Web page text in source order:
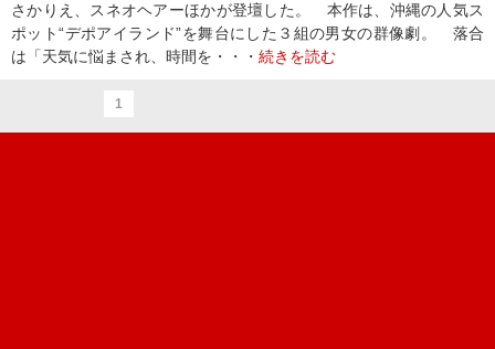
さかりえ、スネオヘアーほかが登壇した。 本作は、沖縄の人気ス
ポット“デポアイランド”を舞台にした３組の男女の群像劇。 落合
は「天気に悩まされ、時間を・・・ 続きを読む
1